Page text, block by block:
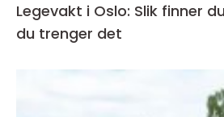
Legevakt i Oslo: Slik finner
du trenger det